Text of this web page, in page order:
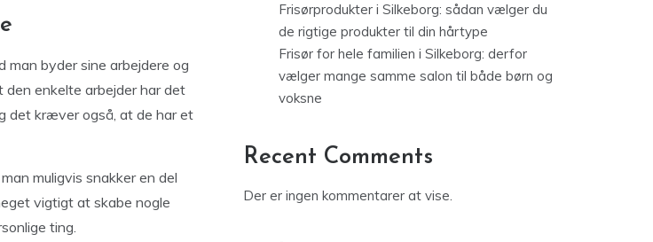
man byder sine arbejdere og
enkelte arbejder har det
det kræver også, at de har et
muligvis snakker en del
vigtigt at skabe nogle
ting.
Frisørprodukter i Silkeborg: sådan vælger du
de rigtige produkter til din hårtype
Frisør for hele familien i Silkeborg: derfor
vælger mange samme salon til både børn og
voksne
Recent Comments
Der er ingen kommentarer at vise.